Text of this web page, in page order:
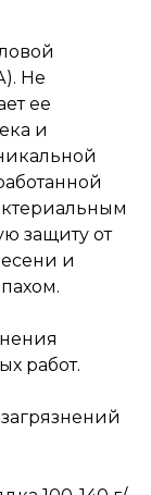
Не
ее
и
защиту от
и
работ.